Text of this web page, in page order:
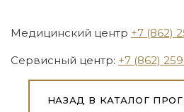
Медицинский центр +7 (862)
Сервисный центр: +7 (862)
НАЗАД В КАТАЛОГ